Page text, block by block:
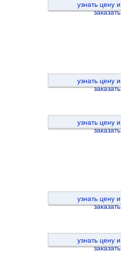
узнать цену и
заказать
узнать цену и
заказать
узнать цену и
заказать
узнать цену и
заказать
узнать цену и
заказать